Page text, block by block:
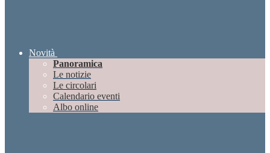
Novità
Panoramica
Le notizie
Le circolari
Calendario eventi
Albo online